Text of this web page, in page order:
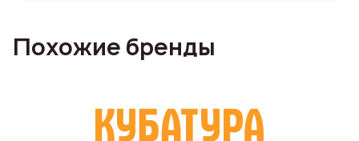
Похожие бренды